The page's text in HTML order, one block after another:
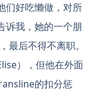
们好吃懒做，对所
诉我，她的一个朋
后不得不离职。
），但他在外面
的扣分惩